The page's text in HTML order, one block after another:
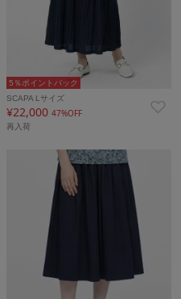
5％ポイントバック
SCAPA Lサイズ
¥22,00047%OFF
再入荷